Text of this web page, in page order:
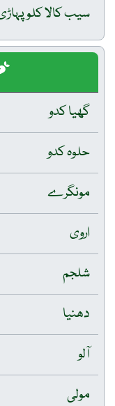
سیب کالا کلو
گھیا کدو
حلوہ کدو
مونگرے
اروی
شلجم
دھنیا
آلو
مولی